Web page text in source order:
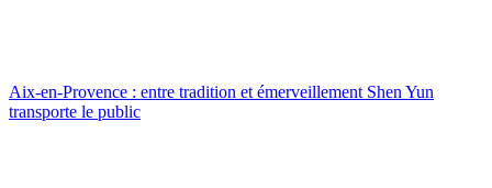
Aix-en-Provence : entre tradition et émerveillement Shen Yun
transporte le public